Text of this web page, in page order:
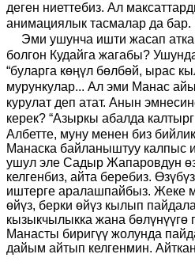
деген ниеттебиз. Ал
анимациялык тасмалар да бар.
Эми ушунча ишти жасап
болгон Кудайга жагабы?
“буларга көңүл бөлбөй, ырас
мурункулар... Ал эми Манас
курулат деп атат. Анын
керек? “Азыркы абалда
Албетте, муну менен биз
Манаска байланыштуу калпыс
ушул эле Садыр Жапаровдун
келгенбиз, айта беребиз.
иштерге аралашпайбыз. Жеке
өйүз, берки өйүз кылып
кызыкчылыкка жана бөлүнүүгө
Манасты биригүү жолунда
дайым айтып келгенмин.